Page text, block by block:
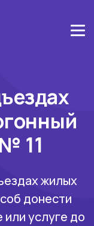
11
жилых
донести
услуге до